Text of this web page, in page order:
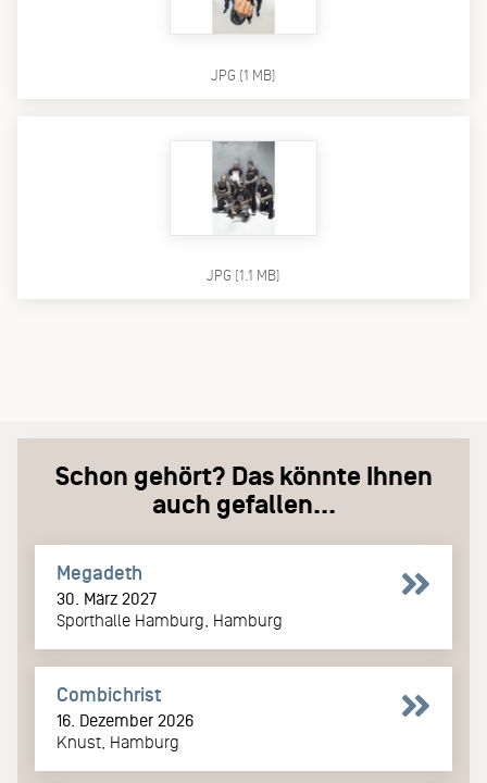
JPG (1 MB)
JPG (1.1 MB)
Schon gehört? Das könnte Ihnen
auch gefallen...
Megadeth
30. März 2027
Sporthalle Hamburg, Hamburg
Combichrist
16. Dezember 2026
Knust, Hamburg